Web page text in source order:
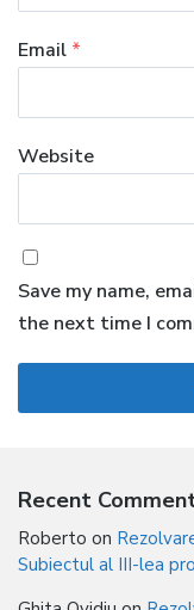
Email *
Website
Save my name,
the next time I
Recent
Roberto on
Subiectul al III-lea